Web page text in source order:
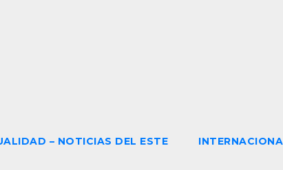
– NOTICIAS DEL ESTE